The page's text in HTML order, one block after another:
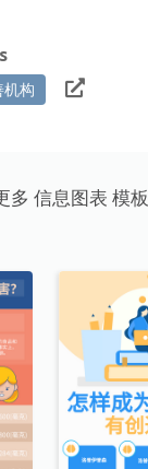
机构
多 信息图表 模板